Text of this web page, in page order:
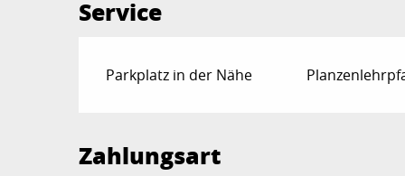
Service
Parkplatz in der Nähe
Zahlungsart